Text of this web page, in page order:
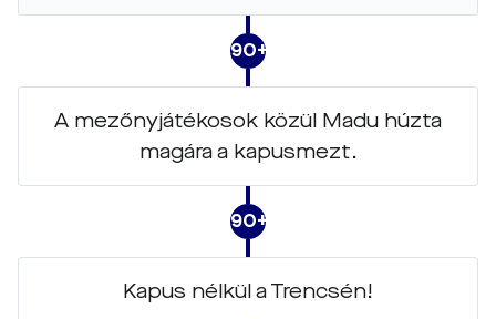
90+2
A mezőnyjátékosok közül Madu húzta
magára a kapusmezt.
90+1
Kapus nélkül a Trencsén!